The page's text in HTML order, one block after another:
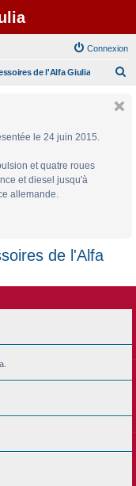
Connexion
de l'Alfa Giulia
le 24 juin 2015.
et quatre roues
et diesel jusqu'à
allemande.
de l'Alfa